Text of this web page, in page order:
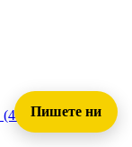
(45)
Пишете ни